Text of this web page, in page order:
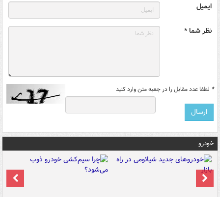
ایمیل
نظر شما *
* لطفا عدد مقابل را در جعبه متن وارد کنید
خودرو